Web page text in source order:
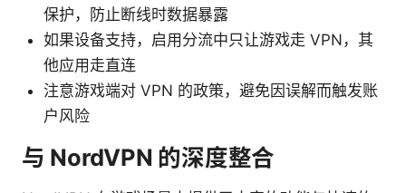
保护，防止断线时数据暴露
如果设备支持，启用分流中只让游戏走 VPN，其
他应用走直连
注意游戏端对 VPN 的政策，避免因误解而触发账
户风险
与 NordVPN 的深度整合